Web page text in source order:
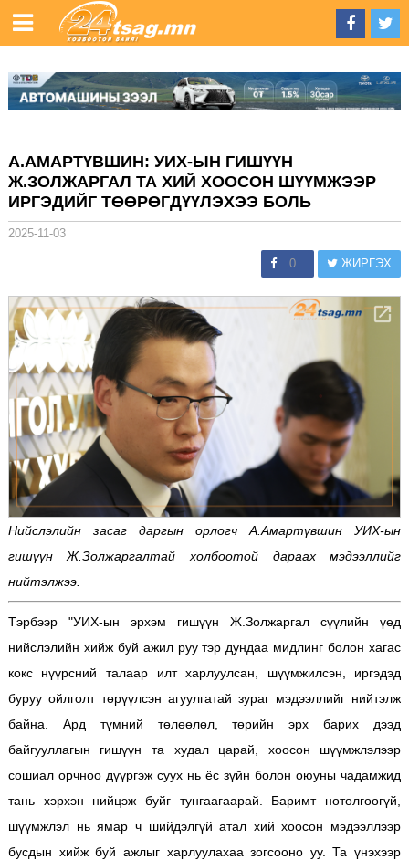
А.АМАРТҮВШИН: УИХ-ЫН ГИШҮҮН
Ж.ЗОЛЖАРГАЛ ТА ХИЙ ХООСОН ШҮҮМЖЭЭР
ИРГЭДИЙГ ТӨӨРӨГДҮҮЛЭХЭЭ БОЛЬ
2025-11-03
0 ЖИРГЭХ
Нийслэлийн засаг даргын орлогч А.Амартүвшин УИХ-ын
гишүүн Ж.Золжаргалтай холбоотой дараах мэдээллийг
нийтэлжээ.
Тэрбээр "УИХ-ын эрхэм гишүүн Ж.Золжаргал сүүлийн үед
нийслэлийн хийж буй ажил руу тэр дундаа мидлинг болон хагас
кокс нүүрсний талаар илт харлуулсан, шүүмжилсэн, иргэдэд
буруу ойлголт төрүүлсэн агуулгатай зураг мэдээллийг нийтэлж
байна. Ард түмний төлөөлөл, төрийн эрх барих дээд
байгууллагын гишүүн та худал царай, хоосон шүүмжлэлээр
сошиал орчноо дүүргэж суух нь ёс зүйн болон оюуны чадамжид
тань хэрхэн нийцэж буйг тунгаагаарай. Баримт нотолгоогүй,
шүүмжлэл нь ямар ч шийдэлгүй атал хий хоосон мэдээллээр
бусдын хийж буй ажлыг харлуулахаа зогсооно уу. Та үнэхээр